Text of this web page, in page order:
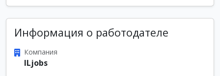
Информация о работодателе
Компания
ILjobs